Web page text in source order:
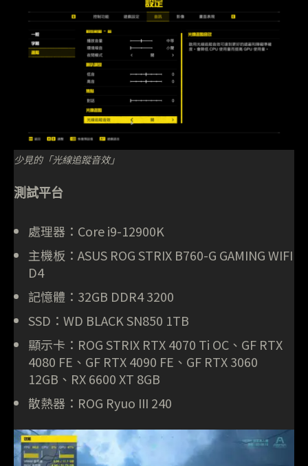
少見的「光線追蹤音效」
測試平台
處理器：Core i9-12900K
主機板：ASUS ROG STRIX B760-G GAMING WIFI
D4
記憶體：32GB DDR4 3200
SSD：WD BLACK SN850 1TB
顯示卡：ROG STRIX RTX 4070 Ti OC、GF RTX
4080 FE、GF RTX 4090 FE、GF RTX 3060
12GB、RX 6600 XT 8GB
散熱器：ROG Ryuo III 240